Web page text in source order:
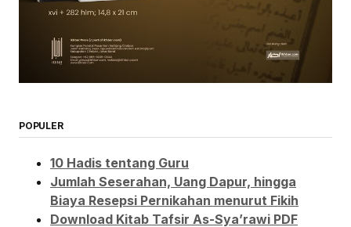
POPULER
10 Hadis tentang Guru
Jumlah Seserahan, Uang Dapur, hingga
Biaya Resepsi Pernikahan menurut Fikih
Download Kitab Tafsir As-Sya’rawi PDF